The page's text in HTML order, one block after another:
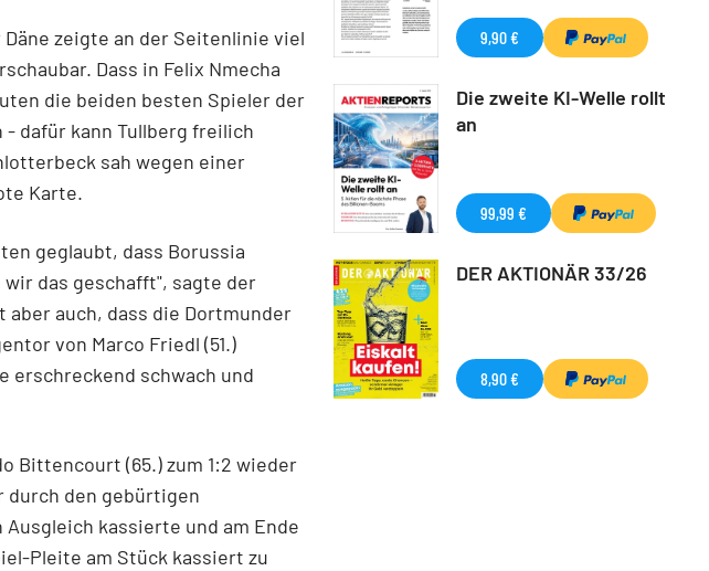
zeigte an der Seitenlinie viel
Dass in Felix Nmecha
die beiden besten Spieler der
- dafür kann Tullberg freilich
sah wegen einer
Karte.
geglaubt, dass Borussia
das geschafft", sagte der
auch, dass die Dortmunder
von Marco Friedl (51.)
erschreckend schwach und
Bittencourt (65.) zum 1:2 wieder
durch den gebürtigen
kassierte und am Ende
Pleite am Stück kassiert zu
9,90 €
Die zweite KI-Welle rollt
an
99,99 €
DER AKTIONÄR 33/26
8,90 €